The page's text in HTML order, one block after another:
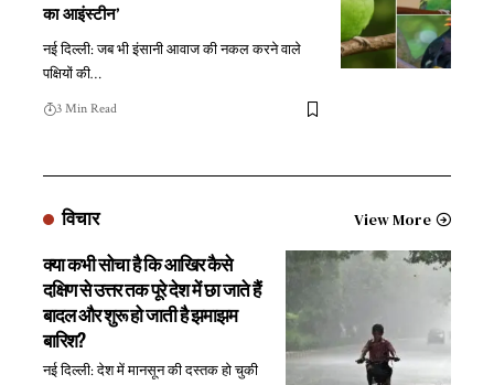
का आइंस्टीन’
नई दिल्ली: जब भी इंसानी आवाज की नकल करने वाले
पक्षियों की…
3 Min Read
विचार View More
क्या कभी सोचा है कि आखिर कैसे
दक्षिण से उत्तर तक पूरे देश में छा जाते हैं
बादल और शुरू हो जाती है झमाझम
बारिश?
नई दिल्ली: देश में मानसून की दस्तक हो चुकी